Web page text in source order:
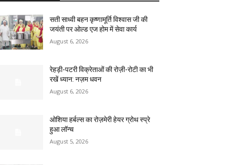
सती साध्वी बहन कृष्णामूर्ति विश्वास जी की
जयंती पर ओल्ड एज होम में सेवा कार्य
August 6, 2026
रेहड़ी-पटरी विक्रेताओं की रोज़ी-रोटी का भी
रखें ध्यान: नज़म धवन
August 6, 2026
ओशिया हर्बल्स का रोज़मेरी हेयर ग्रोथ स्प्रे
हुआ लॉन्च
August 5, 2026